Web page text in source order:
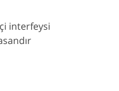
interfeysi